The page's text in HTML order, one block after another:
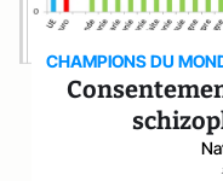
CHAMPIONS DU